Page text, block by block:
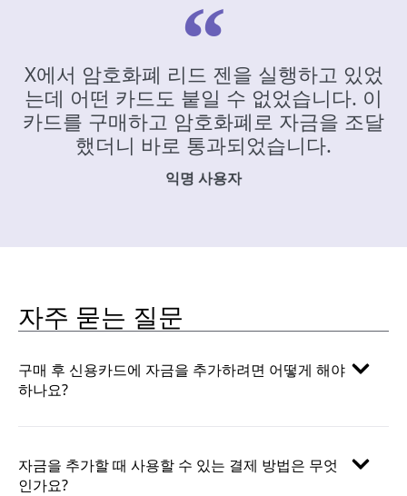
X에서 암호화폐 리드 젠을 실행하고 있었
는데 어떤 카드도 붙일 수 없었습니다. 이
카드를 구매하고 암호화폐로 자금을 조달
했더니 바로 통과되었습니다.
익명 사용자
자주 묻는 질문
구매 후 신용카드에 자금을 추가하려면 어떻게 해야
하나요?
자금을 추가할 때 사용할 수 있는 결제 방법은 무엇
인가요?